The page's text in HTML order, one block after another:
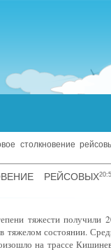
столкновение
РЕЙСОВЫХ
тяжести получили
тяжелом состоянии.
на трассе